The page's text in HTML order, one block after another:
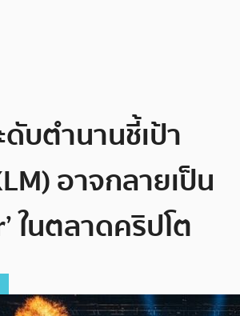
ดับตำนานชี้เป้า
อาจกลายเป็น
ในตลาดคริปโต